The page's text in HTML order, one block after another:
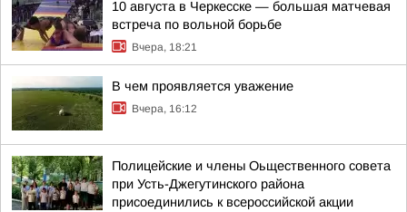
10 августа в Черкесске — большая матчевая
встреча по вольной борьбе
Вчера, 18:21
В чем проявляется уважение
Вчера, 16:12
Полицейские и члены Оьщественного совета
при Усть-Джегутинского района
присоединились к всероссийской акции